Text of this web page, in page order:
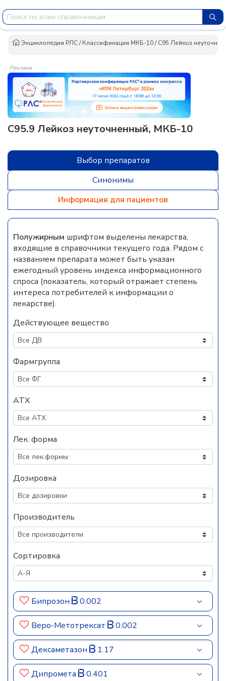
Энциклопедия РЛС/Классификация МКБ-10/C95 Лейкоз
Реклама
C95.9 Лейкоз неуточненный, МКБ-10
Выбор препаратов
Синонимы
Информация для пациентов
Полужирным шрифтом выделены лекарства,
входящие в справочники текущего года. Рядом с
названием препарата может быть указан
ежегодный уровень индекса информационного
спроса (показатель, который отражает степень
интереса потребителей к информации о
лекарстве).
Действующее вещество
Фармгруппа
АТХ
Лек. форма
Дозировка
Производитель
Сортировка
Бипрозон 0.002
Веро-Метотрексат 0.002
Дексаметазон 1.17
Дипромета 0.401